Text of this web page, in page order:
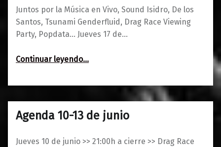
Juntos por la Música en Vivo, Sound Isidro, De los
Santos, Tsunami Genderfluid, Drag Race Viewing
Party, Popdata… Jueves 17 de…
Continuar leyendo…
Agenda 10-13 de junio
Jueves 10 de junio >> 21:00h a cierre >> Drag Race
09/06/20210
Maravillas